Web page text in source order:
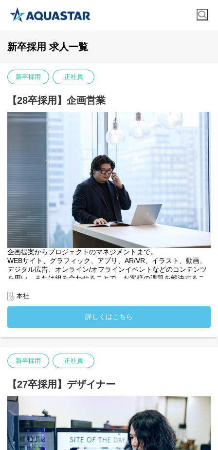
新卒採用 求人一覧
新卒採用 正社員
【28卒採用】企画営業
企画提案からプロジェクトのマネジメントまで。
WEBサイト、グラフィック、アプリ、AR/VR、イラスト、動画、
デジタル広告、オンライン/オフラインイベントなどのコンテンツ
を用い、または組み合わせることで、お客様の課題を解決するこ
多岐にわたる可能性から、幅広い知識や経験、特にデジタルや広
入社後は、大きい裁量を持ち、顧客の期待を超える成果を出せる
アクアスター社員として成長できる体制があります。
デューサー、プランナー、部内をまとめるマネージャーや会社の
す。
・入社時配属先：アカウントセールス部
本社
詳しくはこちら
新卒採用 正社員
【27卒採用】デザイナー